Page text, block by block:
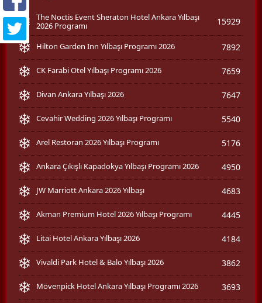
The Noctis Event Sheraton Hotel Ankara Yılbaşı
2026 Programı
15929
Hilton Garden Inn Yılbaşı Programı 2026 7892
CK Farabi Otel Yılbaşı Programı 2026 7659
Divan Ankara Yılbaşı 2026 7647
Cevahir Wedding 2026 Yılbaşı Programı 5540
Arel Restoran 2026 Yılbaşı Programı 5176
Ankara Çıkışlı Kapadokya Yılbaşı Programı 2026 4950
JW Marriott Ankara 2026 Yılbaşı 4683
Akman Premium Hotel 2026 Yılbaşı Programı 4445
Litai Hotel Ankara Yılbaşı 2026 4184
Vivaldi Park Hotel & Balo Yılbaşı 2026 3862
Mövenpick Hotel Ankara Yılbaşı Programı 2026 3693